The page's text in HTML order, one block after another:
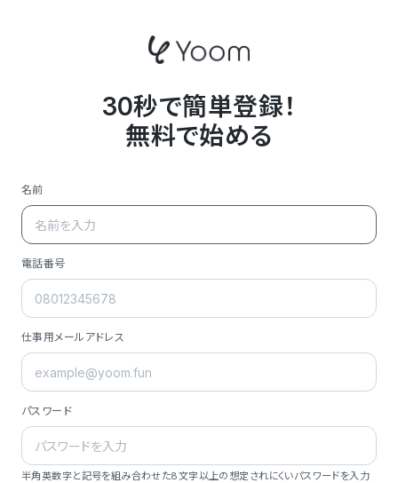
30秒で簡単登録！
無料で始める
名前
電話番号
仕事用メールアドレス
パスワード
半角英数字と記号を組み合わせた8文字以上の想定されにくいパスワードを入力